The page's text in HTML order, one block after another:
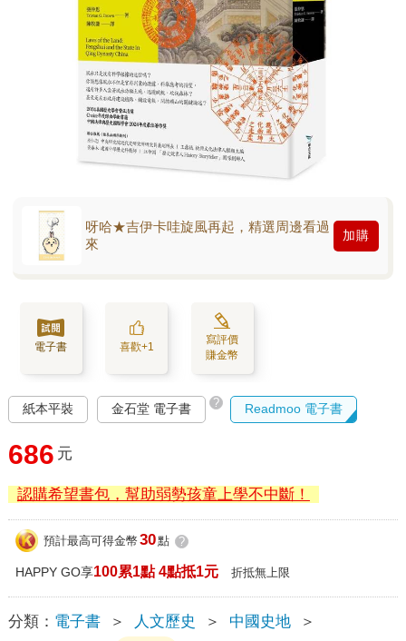
呀哈★吉伊卡哇旋風再起，精選周邊看過
來
加購
電子書 喜歡+1
寫評價
賺金幣
紙本平裝 金石堂 電子書 ? Readmoo 電子書
686 元
認購希望書包，幫助弱勢孩童上學不中斷！
預計最高可得金幣 30點 ?
HAPPY GO享100累1點 4點抵1元 折抵無上限
分類： 電子書 ＞ 人文歷史 ＞ 中國史地
＞